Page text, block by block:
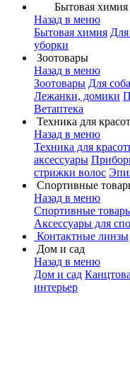
Бытовая химия
Назад в меню
Бытовая химия Для
уборки
Зоотовары
Назад в меню
Зоотовары Для
Лежанки, домики
Ветаптека
Техника для
Назад в меню
Техника для
аксессуары
стрижки волос
Спортивные
Назад в меню
Спортивные
Аксессуары для
Контактные линзы
Дом и сад
Назад в меню
Дом и сад
интерьер